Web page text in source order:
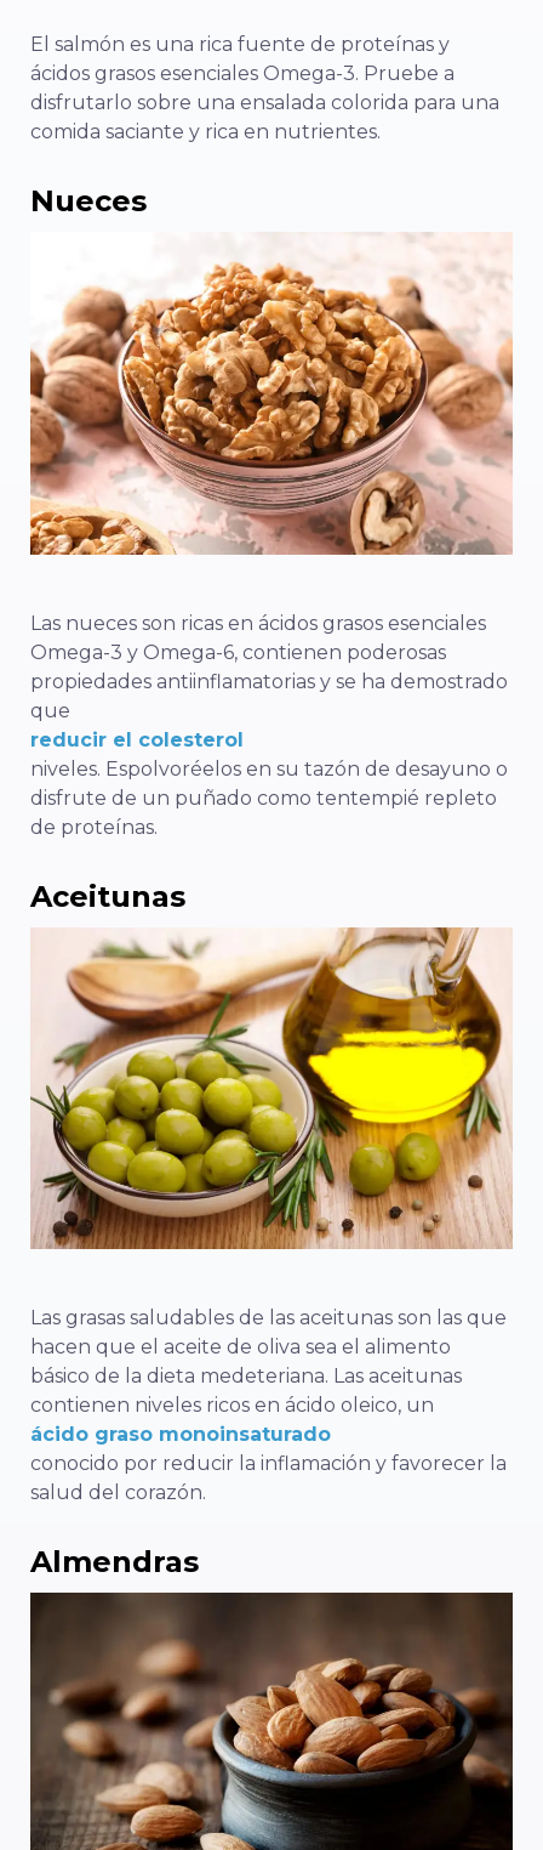
El salmón es una rica fuente de proteínas y
ácidos grasos esenciales Omega-3. Pruebe a
disfrutarlo sobre una ensalada colorida para una
comida saciante y rica en nutrientes.
Nueces
Las nueces son ricas en ácidos grasos esenciales
Omega-3 y Omega-6, contienen poderosas
propiedades antiinflamatorias y se ha demostrado
que
reducir el colesterol
niveles. Espolvoréelos en su tazón de desayuno o
disfrute de un puñado como tentempié repleto
de proteínas.
Aceitunas
Las grasas saludables de las aceitunas son las que
hacen que el aceite de oliva sea el alimento
básico de la dieta medeteriana. Las aceitunas
contienen niveles ricos en ácido oleico, un
ácido graso monoinsaturado
conocido por reducir la inflamación y favorecer la
salud del corazón.
Almendras